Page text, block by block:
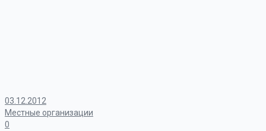
03.12.2012
Местные организации
0